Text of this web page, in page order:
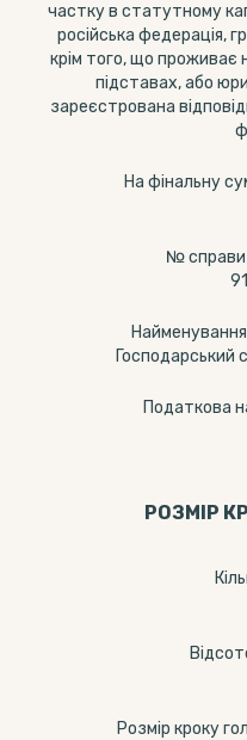
частку в статутному
російська федерація,
крім того, що проживає
підставах, або
зареєстрована
На фінальну
№ справи
Господарський
Податкова
РОЗМІР
Розмір кроку